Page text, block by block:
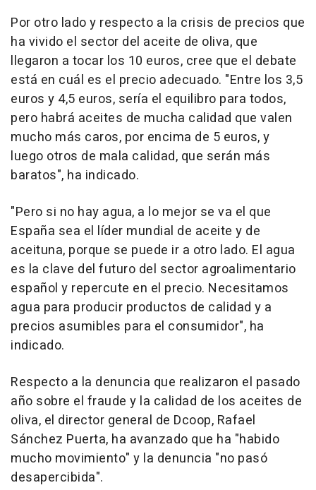
Por otro lado y respecto a la crisis de precios que
ha vivido el sector del aceite de oliva, que
llegaron a tocar los 10 euros, cree que el debate
está en cuál es el precio adecuado. "Entre los 3,5
euros y 4,5 euros, sería el equilibro para todos,
pero habrá aceites de mucha calidad que valen
mucho más caros, por encima de 5 euros, y
luego otros de mala calidad, que serán más
baratos", ha indicado.
"Pero si no hay agua, a lo mejor se va el que
España sea el líder mundial de aceite y de
aceituna, porque se puede ir a otro lado. El agua
es la clave del futuro del sector agroalimentario
español y repercute en el precio. Necesitamos
agua para producir productos de calidad y a
precios asumibles para el consumidor", ha
indicado.
Respecto a la denuncia que realizaron el pasado
año sobre el fraude y la calidad de los aceites de
oliva, el director general de Dcoop, Rafael
Sánchez Puerta, ha avanzado que ha "habido
mucho movimiento" y la denuncia "no pasó
desapercibida".